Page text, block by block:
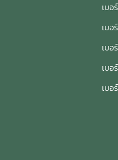
เบอ
เบอ
เบอ
เบอ
เบอ